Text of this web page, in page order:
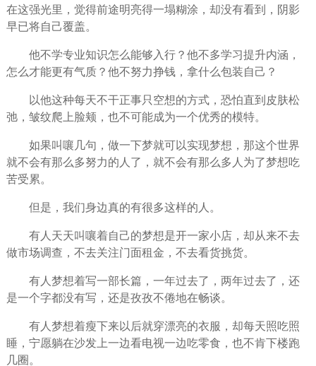
在这强光里，觉得前途明亮得一塌糊涂，却没有看到，阴影
早已将自己覆盖。
他不学专业知识怎么能够入行？他不多学习提升内涵，
怎么才能更有气质？他不努力挣钱，拿什么包装自己？
以他这种每天不干正事只空想的方式，恐怕直到皮肤松
弛，皱纹爬上脸颊，也不可能成为一个优秀的模特。
如果叫嚷几句，做一下梦就可以实现梦想，那这个世界
就不会有那么多努力的人了，就不会有那么多人为了梦想吃
苦受累。
但是，我们身边真的有很多这样的人。
有人天天叫嚷着自己的梦想是开一家小店，却从来不去
做市场调查，不去关注门面租金，不去看货挑货。
有人梦想着写一部长篇，一年过去了，两年过去了，还
是一个字都没有写，还是孜孜不倦地在畅谈。
有人梦想着瘦下来以后就穿漂亮的衣服，却每天照吃照
睡，宁愿躺在沙发上一边看电视一边吃零食，也不肯下楼跑
几圈。